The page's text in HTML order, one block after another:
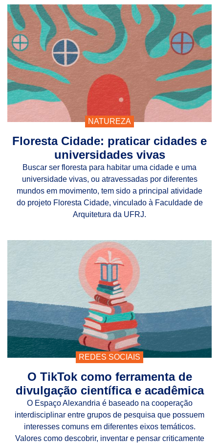
NATUREZA
Floresta Cidade: praticar cidades e
universidades vivas
Buscar ser floresta para habitar uma cidade e uma
universidade vivas, ou atravessadas por diferentes
mundos em movimento, tem sido a principal atividade
do projeto Floresta Cidade, vinculado à Faculdade de
Arquitetura da UFRJ.
REDES SOCIAIS
O TikTok como ferramenta de
divulgação científica e acadêmica
O Espaço Alexandria é baseado na cooperação
interdisciplinar entre grupos de pesquisa que possuem
interesses comuns em diferentes eixos temáticos.
Valores como descobrir, inventar e pensar criticamente